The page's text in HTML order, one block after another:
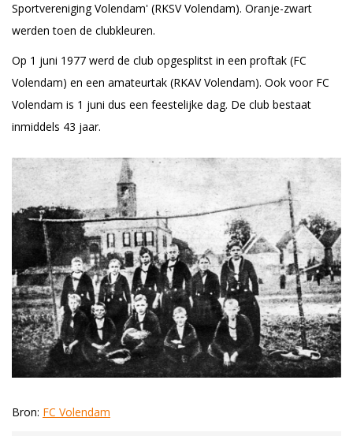
Sportvereniging Volendam' (RKSV Volendam). Oranje-zwart
werden toen de clubkleuren.
Op 1 juni 1977 werd de club opgesplitst in een proftak (FC
Volendam) en een amateurtak (RKAV Volendam). Ook voor FC
Volendam is 1 juni dus een feestelijke dag. De club bestaat
inmiddels 43 jaar.
Bron: FC Volendam